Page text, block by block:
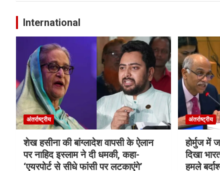
International
अंतर्राष्ट्रीय
शेख हसीना की बांग्लादेश वापसी के ऐलान
पर नाहिद इस्लाम ने दी धमकी, कहा-
‘एयरपोर्ट से सीधे फांसी पर लटकाएंगे’
अंतर्राष्ट्रीय
होर्मुज में
दिखा
हमले